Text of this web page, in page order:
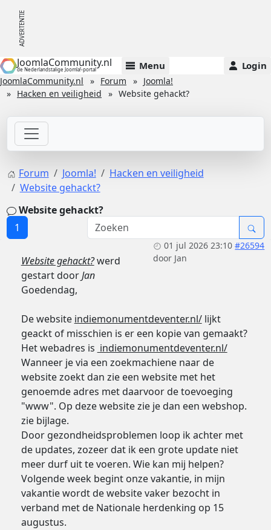
JoomlaCommunity.nl
de Nederlandstalige Joomla!-portal Menu Login
JoomlaCommunity.nl Forum
Joomla!
Hacken en veiligheid
Website gehackt?
Forum Joomla!
Hacken en veiligheid
Website gehackt?
Website gehackt?
1
01 jul 2026 23:10 #26594
door Jan
Website gehackt?werd
gestart doorJan
Goedendag,
De website indiemonumentdeventer.nl/lijkt
geackt of misschien is er een kopie van gemaakt?
Het webadres is indiemonumentdeventer.nl/
Wanneer je via een zoekmachiene naar de
website zoekt dan zie een website met het
genoemde adres met daarvoor de toevoeging
"www". Op deze website zie je dan een webshop.
zie bijlage.
Door gezondheidsproblemen loop ik achter met
de updates, zozeer dat ik een grote update niet
meer durf uit te voeren. Wie kan mij helpen?
Volgende week begint onze vakantie, in mijn
vakantie wordt de website vaker bezocht in
verband met de Nationale herdenking op 15
augustus.